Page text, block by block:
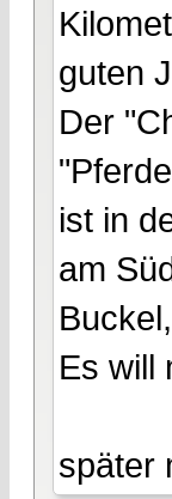
guten
Der
ist in
am
Es will
später